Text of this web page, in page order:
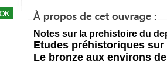
Notes sur la prehistoire du
Etudes préhistoriques
Le bronze aux environs